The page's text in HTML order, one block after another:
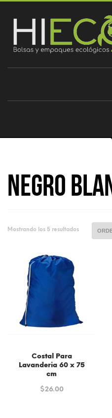
Negro
Mostrando los 5 resultados
Costal Para
Lavanderia 60 x 75
cm
$26.00